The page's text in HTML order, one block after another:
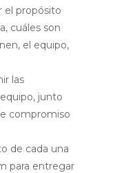
el propósito
cuáles son
el equipo,
las
junto
compromiso
de cada una
para entregar